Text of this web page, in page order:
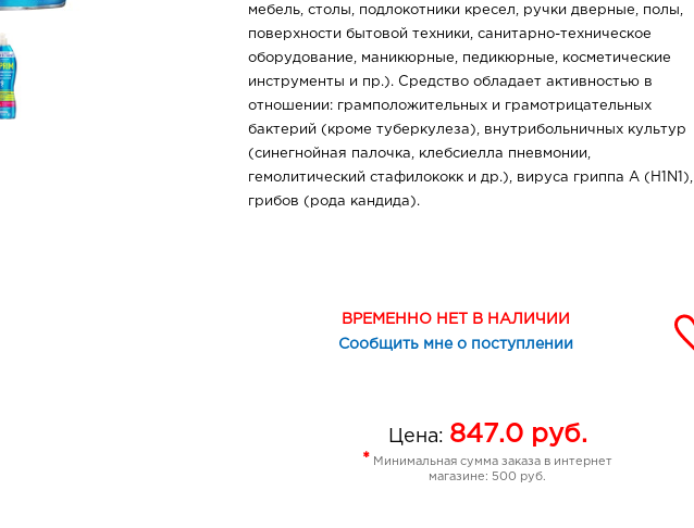
мебель, столы, подлокотники кресел, ручки дверные, полы,
поверхности бытовой техники, санитарно-техническое
оборудование, маникюрные, педикюрные, косметические
инструменты и пр.). Средство обладает активностью в
отношении: грамположительных и грамотрицательных
бактерий (кроме туберкулеза), внутрибольничных культур
(синегнойная палочка, клебсиелла пневмонии,
гемолитический стафилококк и др.), вируса гриппа А (Н1N1),
грибов (рода кандида).
ВРЕМЕННО НЕТ В НАЛИЧИИ
Сообщить мне о поступлении
Цена: 847.0руб.
* Минимальная сумма заказа в интернет
магазине: 500 руб.